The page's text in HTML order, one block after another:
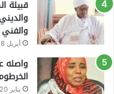
قبيلة
والفني
أبريل 28, 2025
واصله
يناير 20, 2024